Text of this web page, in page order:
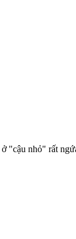
nhỏ" rất